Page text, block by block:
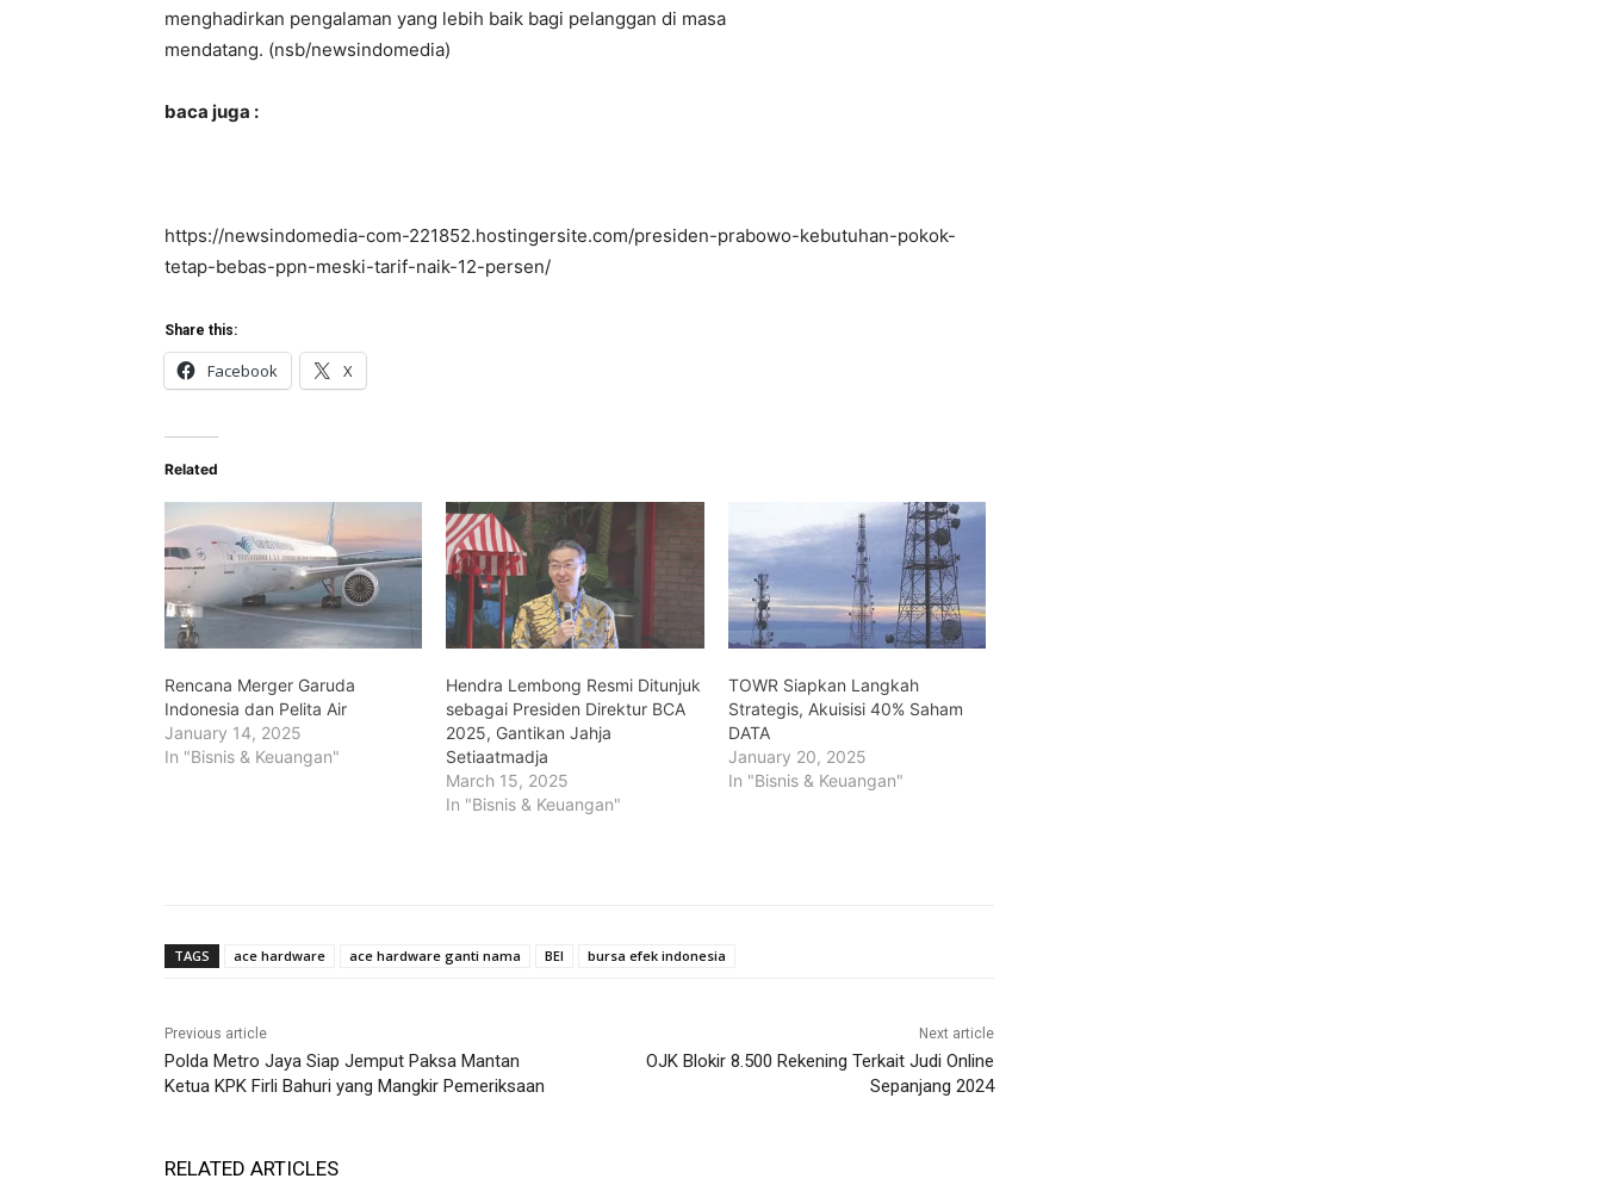
menghadirkan pengalaman yang lebih baik bagi pelanggan di masa
mendatang. (nsb/newsindomedia)
baca juga :
https://newsindomedia-com-221852.hostingersite.com/presiden-prabowo-kebutuhan-pokok-
tetap-bebas-ppn-meski-tarif-naik-12-persen/
Share this:
Facebook X
Related
Rencana Merger Garuda
Indonesia dan Pelita Air
January 14, 2025
In "Bisnis & Keuangan"
Hendra Lembong Resmi Ditunjuk
sebagai Presiden Direktur BCA
2025, Gantikan Jahja
Setiaatmadja
March 15, 2025
In "Bisnis & Keuangan"
TOWR Siapkan Langkah
Strategis, Akuisisi 40% Saham
DATA
January 20, 2025
In "Bisnis & Keuangan"
TAGS ace hardware ace hardware ganti nama BEI bursa efek indonesia
Previous article
Polda Metro Jaya Siap Jemput Paksa Mantan
Ketua KPK Firli Bahuri yang Mangkir Pemeriksaan
Next article
OJK Blokir 8.500 Rekening Terkait Judi Online
Sepanjang 2024
RELATED ARTICLES